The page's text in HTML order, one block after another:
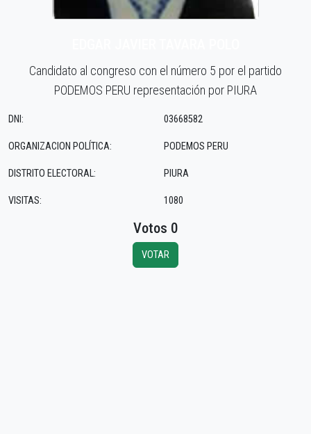
Candidato al congreso con el número 5 por el partido
PODEMOS PERU representación por PIURA
DNI:
ORGANIZACION POLÍTICA:
DISTRITO ELECTORAL:
VISITAS:
03668582
PODEMOS PERU
PIURA
1080
Votos 0
VOTAR